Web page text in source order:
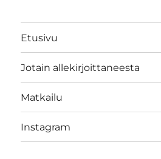
Etusivu
Jotain allekirjoittaneesta
Matkailu
Instagram